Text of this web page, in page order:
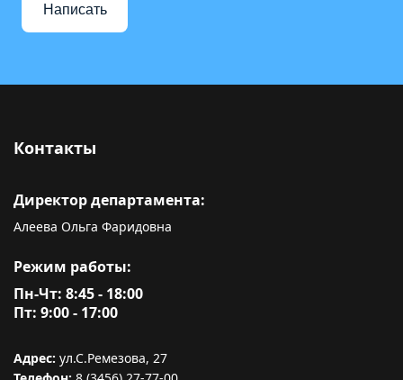
Написать
Контакты
Директор департамента:
Алеева Ольга Фаридовна
Режим работы:
Пн-Чт: 8:45 - 18:00
Пт: 9:00 - 17:00
Адрес: ул.С.Ремезова, 27